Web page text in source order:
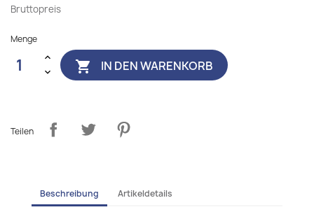
Bruttopreis
Menge
 IN DEN WARENKORB
Teilen
Beschreibung Artikeldetails